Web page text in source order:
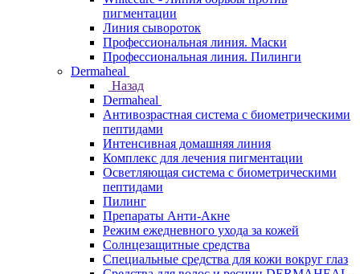
пигментации
Линия сывороток
Профессиональная линия. Маски
Профессиональная линия. Пилинги
Dermaheal
Назад
Dermaheal
Антивозрастная система с биометрическими
пептидами
Интенсивная домашняя линия
Комплекс для лечения пигментации
Осветляющая система с биометрическими
пептидами
Пилинг
Препараты Анти-Акне
Режим ежедневного ухода за кожей
Солнцезащитные средства
Специальные средства для кожи вокруг глаз